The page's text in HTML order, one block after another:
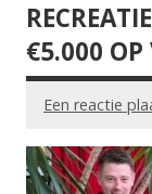
€5.000 OP
Een reactie